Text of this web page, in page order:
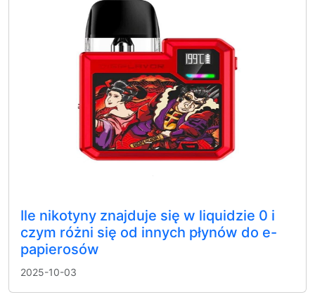
Ile nikotyny znajduje się w liquidzie 0 i
czym różni się od innych płynów do e-
papierosów
2025-10-03